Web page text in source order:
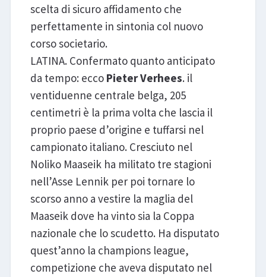
scelta di sicuro affidamento che
perfettamente in sintonia col nuovo
corso societario.
LATINA. Confermato quanto anticipato
da tempo: ecco Pieter Verhees. il
ventiduenne centrale belga, 205
centimetri è la prima volta che lascia il
proprio paese d’origine e tuffarsi nel
campionato italiano. Cresciuto nel
Noliko Maaseik ha militato tre stagioni
nell’Asse Lennik per poi tornare lo
scorso anno a vestire la maglia del
Maaseik dove ha vinto sia la Coppa
nazionale che lo scudetto. Ha disputato
quest’anno la champions league,
competizione che aveva disputato nel